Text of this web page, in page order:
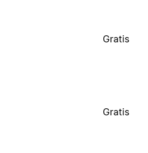
Gratis
Gratis